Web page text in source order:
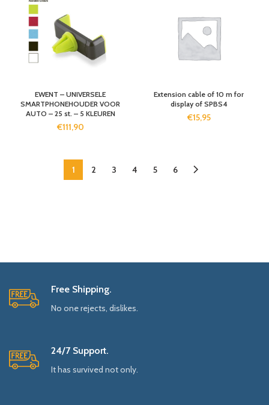
EWENT – UNIVERSELE
SMARTPHONEHOUDER VOOR
AUTO – 25 st. – 5 KLEUREN
€111,90
Extension cable of 10 m for
display of SPBS4
€15,95
1 2 3 4 5 6
Free Shipping.
No one rejects, dislikes.
24/7 Support.
It has survived not only.